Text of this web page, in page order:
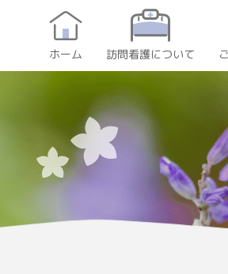
ホーム 訪問看護について